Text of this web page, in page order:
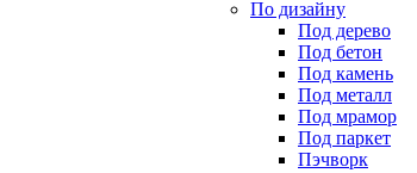
По дизайну
Под дерево
Под бетон
Под камень
Под металл
Под мрамор
Под паркет
Пэчворк